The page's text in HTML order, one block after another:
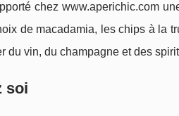
chez www.aperichic.com
de macadamia, les chips à la
du vin, du champagne et des
soi